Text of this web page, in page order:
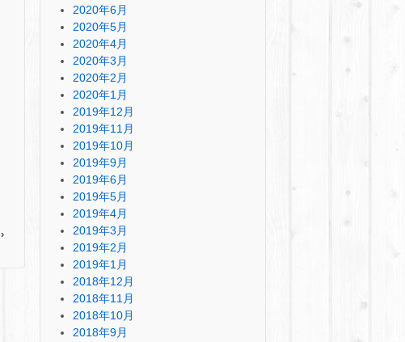
›
2020年6月
2020年5月
2020年4月
2020年3月
2020年2月
2020年1月
2019年12月
2019年11月
2019年10月
2019年9月
2019年6月
2019年5月
2019年4月
2019年3月
2019年2月
2019年1月
2018年12月
2018年11月
2018年10月
2018年9月